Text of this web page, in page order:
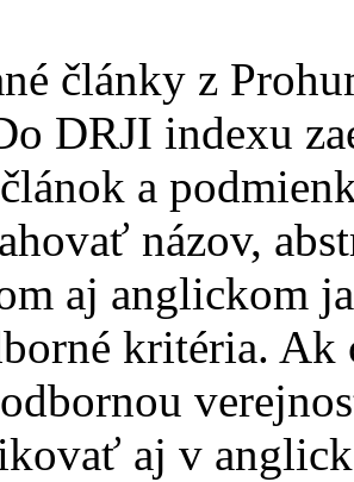
články z
DRJI indexu
a
názov,
aj anglickom
kritéria. Ak
aj v